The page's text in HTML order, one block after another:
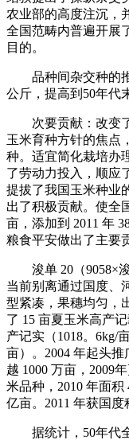
农业部的高度注沉，
全国范畴内普遍开展
目的。
品种间杂交种的推
公斤，提高到50年代
次要贡献：改变了
玉米育种方针的焦点
种。适宜简化栽培办
了劳动力投入，顺应
提拔了我国玉米种业
出了积极贡献。使全
亩，添加到 2011 年
粮食平安做出了主要
浚单 20（9058×浚
当前别离通过国度、
型紧凑，果穗均匀，
了 15 亩夏玉米高产
产记实（1018。6kg/
亩）。2004 年起头
越 1000 万亩，2009
米品种，2010 年面积
亿亩。2011 年获国度
据统计，50年代全